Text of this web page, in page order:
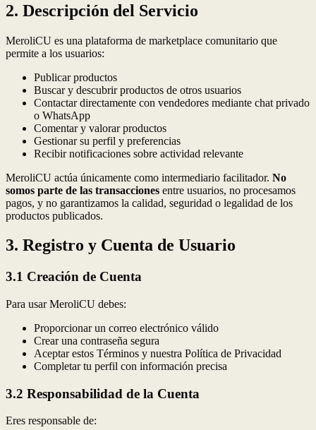
2. Descripción del Servicio
MeroliCU es una plataforma de marketplace comunitario que
permite a los usuarios:
Publicar productos
Buscar y descubrir productos de otros usuarios
Contactar directamente con vendedores mediante chat privado
o WhatsApp
Comentar y valorar productos
Gestionar su perfil y preferencias
Recibir notificaciones sobre actividad relevante
MeroliCU actúa únicamente como intermediario facilitador. No
somos parte de las transacciones entre usuarios, no procesamos
pagos, y no garantizamos la calidad, seguridad o legalidad de los
productos publicados.
3. Registro y Cuenta de Usuario
3.1 Creación de Cuenta
Para usar MeroliCU debes:
Proporcionar un correo electrónico válido
Crear una contraseña segura
Aceptar estos Términos y nuestra Política de Privacidad
Completar tu perfil con información precisa
3.2 Responsabilidad de la Cuenta
Eres responsable de: